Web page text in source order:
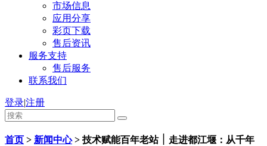
市场信息
应用分享
彩页下载
售后资讯
服务支持
售后服务
联系我们
登录|注册
首页 > 新闻中心> 技术赋能百年老站 ׀ 走进都江堰：从千年